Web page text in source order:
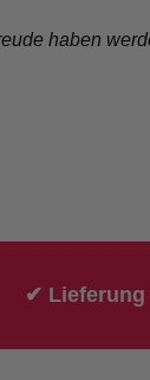
haben
✔ Lieferung